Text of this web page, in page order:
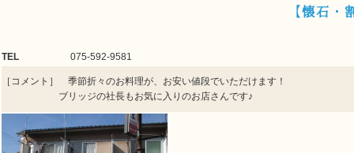
【懐石・
TEL 075-592-9581
［コメント］ 季節折々のお料理が、お安い値段でいただけます！
ブリッジの社長もお気に入りのお店さんです♪